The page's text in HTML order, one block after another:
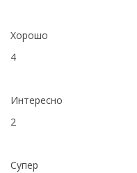
Хорошо
4
Интересно
2
Супер